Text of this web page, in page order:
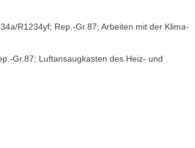
R1234yf; Rep.-Gr.87; Arbeiten mit der Klima-
Gr.87; Luftansaugkasten des Heiz- und